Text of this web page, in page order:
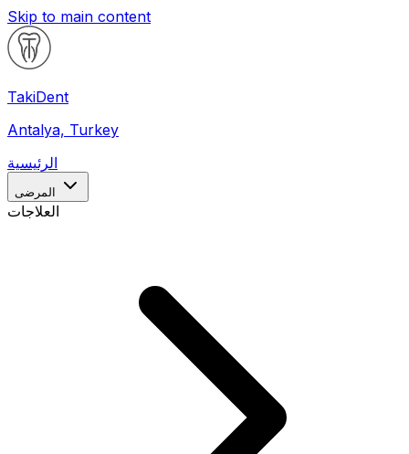
Skip to main content
TakiDent
Antalya, Turkey
الرئيسية
العلاجات